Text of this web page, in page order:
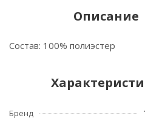
Описание
Состав: 100% полиэстер
Бренд